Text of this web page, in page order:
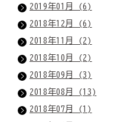
2019年01月 (6)
2018年12月 (6)
2018年11月 (2)
2018年10月 (2)
2018年09月 (3)
2018年08月 (13)
2018年07月 (1)